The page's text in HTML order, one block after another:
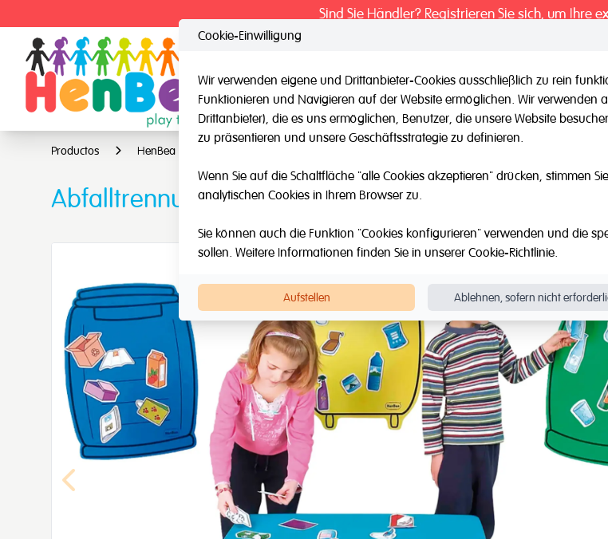
Sind Sie Händler? Registrieren Sie sich, um Ihre
HenBea Nardil / Andere Marken Outlet Über Uns
Productos HenBea
Abfalltrennung
Cookie-Einwilligung
Wir verwenden eigene und Drittanbieter-Cookies ausschließlich zu rein
Funktionieren und Navigieren auf der Website ermöglichen. Wir verwenden
Drittanbieter), die es uns ermöglichen, Benutzer, die unsere Website
zu präsentieren und unsere Geschäftsstrategie zu definieren.
Wenn Sie auf die Schaltfläche "alle Cookies akzeptieren" drücken, stimmen
analytischen Cookies in Ihrem Browser zu.
Sie können auch die Funktion "Cookies konfigurieren" verwenden und die
sollen. Weitere Informationen finden Sie in unserer Cookie-Richtlinie.
Aufstellen Ablehnen, sofern nicht